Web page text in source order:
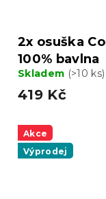
2x osuška
100% bavlna
Skladem (>10 ks)
419 Kč
Akce
Výprodej